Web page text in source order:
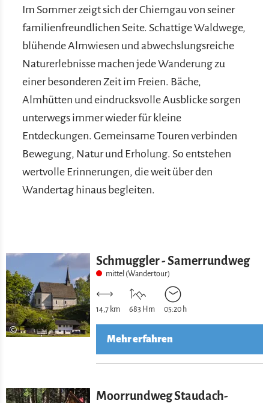
Im Sommer zeigt sich der Chiemgau von seiner
familienfreundlichen Seite. Schattige Waldwege,
blühende Almwiesen und abwechslungsreiche
Naturerlebnisse machen jede Wanderung zu
einer besonderen Zeit im Freien. Bäche,
Almhütten und eindrucksvolle Ausblicke sorgen
unterwegs immer wieder für kleine
Entdeckungen. Gemeinsame Touren verbinden
Bewegung, Natur und Erholung. So entstehen
wertvolle Erinnerungen, die weit über den
Wandertag hinaus begleiten.
©
Schmuggler - Samerrundweg
mittel (Wandertour)
14,7 km 683 Hm 05:20 h
Mehr erfahren
Moorrundweg Staudach-